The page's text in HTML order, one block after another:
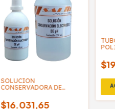
SOLUCION
CONSERVADORA DE
SALTTECH
$16.031,65
C/